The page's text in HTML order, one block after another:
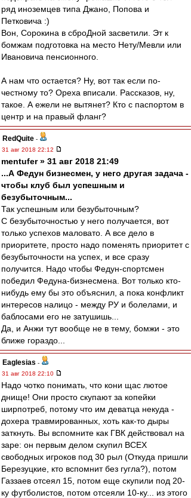
ряд иноземцев типа Джано, Попова и
Петковича :)
Вон, Сорокина в сброДной засветили. Эт к
бомжам подготовка на место Нету/Мевли или
Ивановича пенсионного.
А нам что остается? Ну, вот так если по-
честному то? Ореха вписали. Рассказов, ну,
такое. А ежели не вытянет? Кто с паспортом в
центр и на правый фланг?
RedQuite -
31 авг 2018 22:12
mentufer » 31 авг 2018 21:49
...А Федун бизнесмен, у него другая задача -
чтобы клуб был успешным и
безубыточным...
Так успешным или безубыточным?
С безубыточностью у него получается, вот
только успехов маловато. А все дело в
приоритете, просто надо поменять приоритет с
безубыточности на успех, и все сразу
получится. Надо чтобы Федун-спортсмен
победил Федуна-бизнесмена. Вот только кто-
нибудь ему бы это объяснил, а пока конфликт
интересов налицо - между РУ и болелами, и
баблосами его не затушишь...
Да, и Анжи тут вообще не в тему, бомжи - это
ближе гораздо...
Eaglesias -
31 авг 2018 22:10
Надо чотко понимать, что кони щас лютое
днище! Они просто скупают за копейки
ширпотреб, потому что им деватца некуда -
дохера травмированных, хоть как-то дыры
заткнуть. Вы вспомните как ГВК действовал на
заре: он первым делом скупил ВСЕХ
свободных игроков под 30 рыл (Откуда пришли
Березуцкие, кто вспомнит без гугла?), потом
Газзаев отсеял 15, потом еще скупили под 20-
ку футболистов, потом отсеяли 10-ку... из этого